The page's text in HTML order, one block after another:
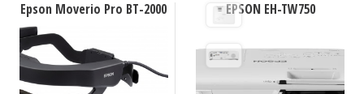
Epson Moverio Pro BT-2000
EPSON EH-TW750